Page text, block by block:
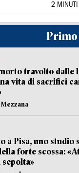
2 MINUTI
travolto dalle
vita di sacrifici
a Pisa, uno studio
forte scossa:
sepolta»